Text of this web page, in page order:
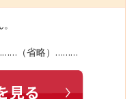
（省略）………